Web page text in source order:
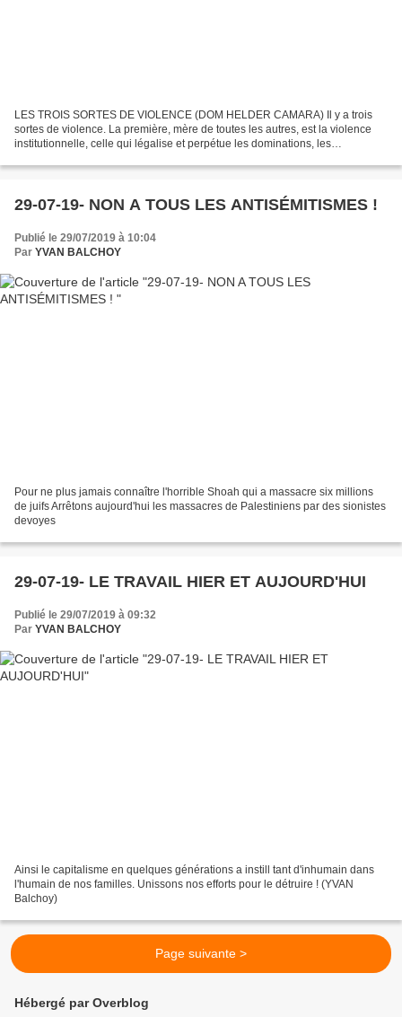
LES TROIS SORTES DE VIOLENCE (DOM HELDER CAMARA) Il y a trois
sortes de violence. La première, mère de toutes les autres, est la violence
institutionnelle, celle qui légalise et perpétue les dominations, les
29-07-19- NON A TOUS LES ANTISÉMITISMES !
Publié le 29/07/2019 à 10:04
Par YVAN BALCHOY
Pour ne plus jamais connaître l'horrible Shoah qui a massacre six millions
de juifs Arrêtons aujourd'hui les massacres de Palestiniens par des sionistes
devoyes
29-07-19- LE TRAVAIL HIER ET AUJOURD'HUI
Publié le 29/07/2019 à 09:32
Par YVAN BALCHOY
Ainsi le capitalisme en quelques générations a instill tant d'inhumain dans
l'humain de nos familles. Unissons nos efforts pour le détruire ! (YVAN
Balchoy)
Page suivante >
Hébergé par Overblog